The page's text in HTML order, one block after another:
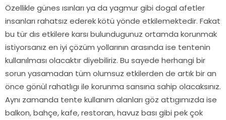
Özellikle günes ısınları ya da yagmur gibi dogal afetler
insanları rahatsız ederek kötü yönde etkilemektedir. Fakat
bu tür dıs etkilere karsı bulundugunuz ortamda korunmak
istiyorsanız en iyi çözüm yollarının arasında ise tentenin
kullanılması olacaktır diyebiliriz. Bu sayede herhangi bir
sorun yasamadan tüm olumsuz etkilerden de artık bir an
önce gönül rahatlıgı ile korunma sansına sahip olacaksınız.
Aynı zamanda tente kullanım alanları göz attıgımızda ise
balkon, bahçe, kafe, restoran, havuz bası gibi pek çok